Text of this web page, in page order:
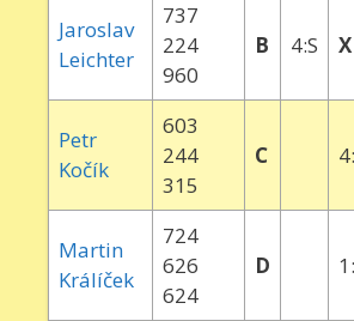
Jaroslav
Leichter
737
224
960
B 4:S X
Petr
Kočík
603
244
315
C
Martin
Králíček
724
626
624
D